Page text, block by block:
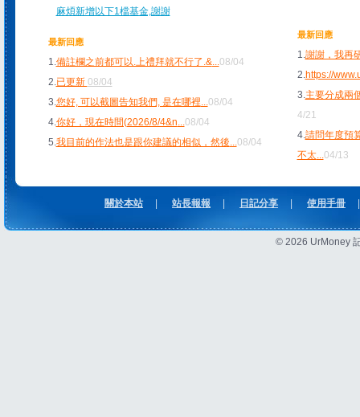
麻煩新增以下1檔基金,謝謝
最新回應
1.備註欄之前都可以.上禮拜就不行了.&...08/04
2.已更新 08/04
3.您好, 可以截圖告知我們, 是在哪裡...08/04
4.你好，現在時間(2026/8/4&n...08/04
5.我目前的作法也是跟你建議的相似，然後...08/04
最新回應
1.謝謝，我再
2.https://
3.主要分成兩
4/21
4.請問年度預
不太...04/13
關於本站 站長報報 日記分享 使用手冊
© 2026 UrMoney